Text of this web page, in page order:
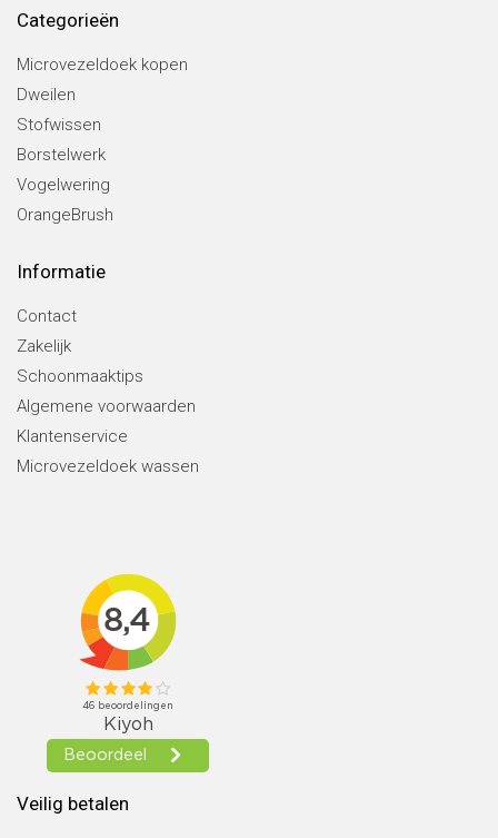
Categorieën
Microvezeldoek kopen
Dweilen
Stofwissen
Borstelwerk
Vogelwering
OrangeBrush
Informatie
Contact
Zakelijk
Schoonmaaktips
Algemene voorwaarden
Klantenservice
Microvezeldoek wassen
Veilig betalen